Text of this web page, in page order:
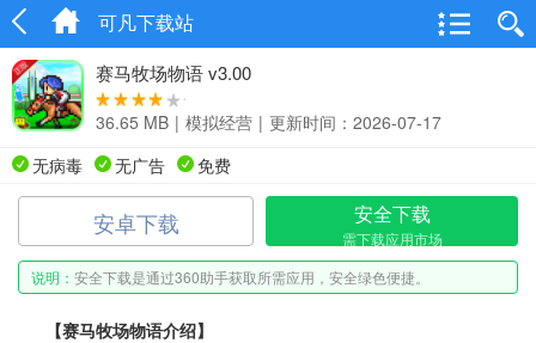
可凡下载站
赛马牧场物语 v3.00
36.65 MB | 模拟经营 | 更新时间：2026-07-17
无病毒
无广告 免费
安卓下载 安全下载
需下载应用市场
说明： 安全下载是通过360助手获取所需应用，安全绿色便捷。
【赛马牧场物语介绍】